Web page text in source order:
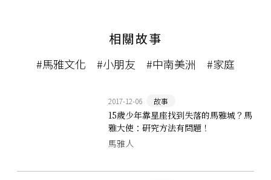
相關故事
#馬雅文化 #小朋友 #中南美洲 #家庭
2017-12-06 故事
15歲少年靠星座找到失落的馬雅城？馬
雅大使：研究方法有問題！
馬雅人